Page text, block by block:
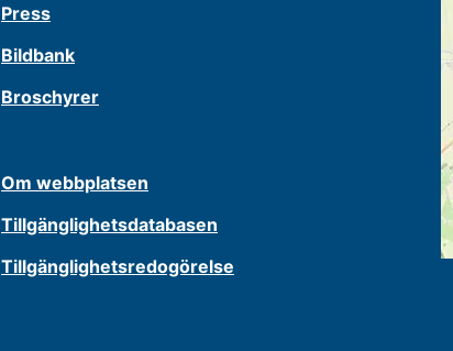
Press
Bildbank
Broschyrer
Om webbplatsen
Tillgänglighetsdatabasen
Tillgänglighetsredogörelse